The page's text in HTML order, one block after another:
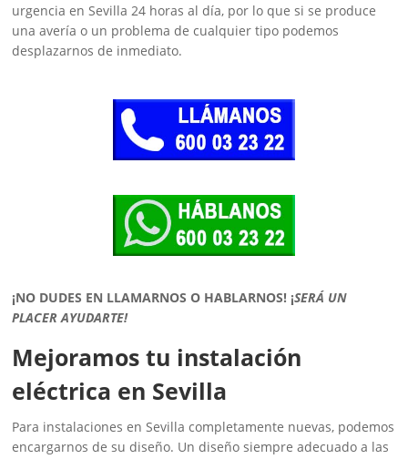
urgencia en Sevilla 24 horas al día, por lo que si se produce
una avería o un problema de cualquier tipo podemos
desplazarnos de inmediato.
¡NO DUDES EN LLAMARNOS O HABLARNOS! ¡SERÁ UN
PLACER AYUDARTE!
Mejoramos tu instalación
eléctrica en Sevilla
Para instalaciones en Sevilla completamente nuevas, podemos
encargarnos de su diseño. Un diseño siempre adecuado a las